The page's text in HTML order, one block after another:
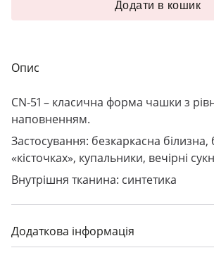
Опис
СN-51 – класична форма чашки з
наповненням.
Застосування: безкаркасна білизна,
«кісточках», купальники, вечірні
Внутрішня тканина: синтетика
Додаткова інформація
Додати в кошик